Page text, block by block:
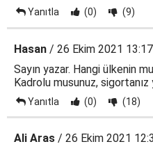
Yanıtla (0) (9)
Hasan / 26 Ekim 2021 13:17
Sayın yazar. Hangi ülkenin
Kadrolu musunuz, sigortanız
Yanıtla (0) (18)
Ali Aras / 26 Ekim 2021